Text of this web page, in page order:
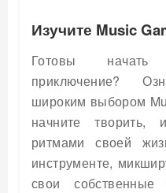
Изучите Music
Готовы начать
приключение?
широким выбором
начните творить,
ритмами своей
инструменте,
свои